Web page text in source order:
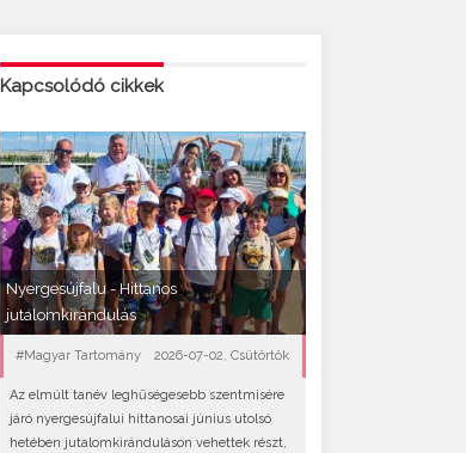
Kapcsolódó cikkek
Nyergesújfalu - Hittanos
jutalomkirándulás
#Magyar Tartomány 2026-07-02, Csütörtök
Az elmúlt tanév leghűségesebb szentmisére
járó nyergesújfalui hittanosai június utolsó
hetében jutalomkiránduláson vehettek részt,